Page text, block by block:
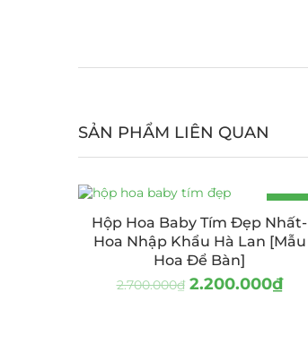
SẢN PHẨM LIÊN QUAN
-19%
Hộp Hoa Baby Tím Đẹp Nhất-
Hoa Nhập Khẩu Hà Lan [Mẫu
Hoa Để Bàn]
2.700.000₫ 2.200.000₫